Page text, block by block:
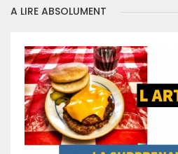
A LIRE ABSOLUMENT